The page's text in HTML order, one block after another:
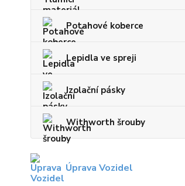
Potahové koberce
Lepidla ve spreji
Izolační pásky
Withworth šrouby
Úprava Vozidel